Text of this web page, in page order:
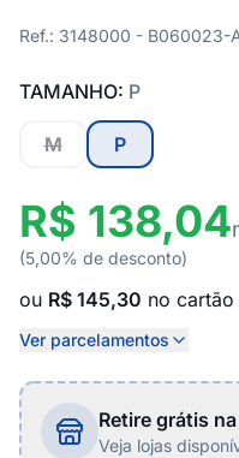
Ref.: 3148000 - B060023-
TAMANHO: P
M P
R$ 138,04
(5,00% de desconto)
ou R$ 145,30 no cartão
Ver parcelamentos
Retire grátis
Veja lojas